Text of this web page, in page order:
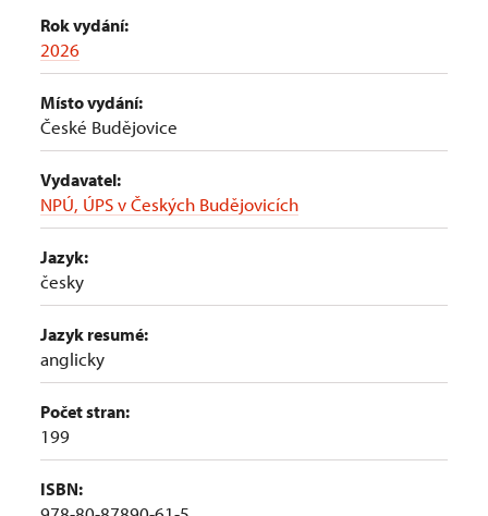
Rok vydání:
2026
Místo vydání:
České Budějovice
Vydavatel:
NPÚ, ÚPS v Českých Budějovicích
Jazyk:
česky
Jazyk resumé:
anglicky
Počet stran:
199
ISBN: